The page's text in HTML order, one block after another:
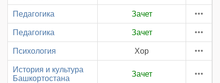
Педагогика Зачет
Педагогика Зачет
Психология Хор
История и культура
Башкортостана
Зачет